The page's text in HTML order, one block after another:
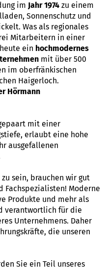
im Jahr 1974 zu einem
Sonnenschutz und
Was als regionales
Mitarbeitern in einer
ein hochmodernes
mit über 500
im oberfränkischen
Haigerloch.
Hörmann
mit einer
erlaubt eine hohe
ausgefallenen
sein, brauchen wir gut
Fachspezialisten! Moderne
Produkte und mehr als
verantwortlich für die
Unternehmens. Daher
die unseren
Sie ein Teil unseres